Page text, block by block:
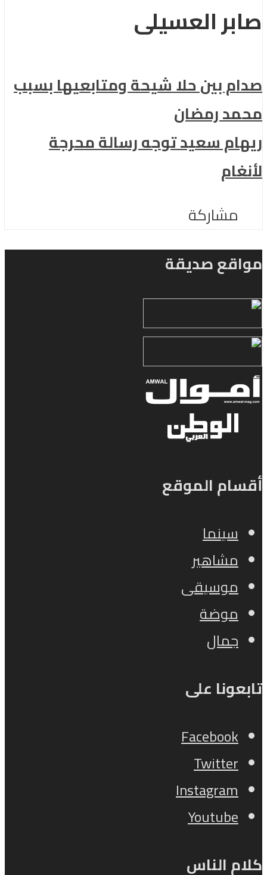
صابر العسيلى
صدام بين حلا شيحة ومتابعيها بسبب
محمد رمضان
ريهام سعيد توجه رسالة محرجة
لأنغام
مشاركة
مواقع صديقة
أقسام الموقع
سينما
مشاهير
موسيقى
موضة
جمال
تابعونا على
Facebook
Twitter
Instagram
Youtube
كلام الناس